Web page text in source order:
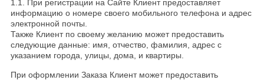
1.1. При регистрации на Сайте Клиент предоставляет
информацию о номере своего мобильного телефона и адрес
электронной почты.
Также Клиент по своему желанию может предоставить
следующие данные: имя, отчество, фамилия, адрес с
указанием города, улицы, дома, и квартиры.
При оформлении Заказа Клиент может предоставить